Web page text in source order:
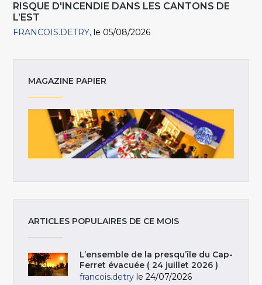
RISQUE D'INCENDIE DANS LES CANTONS DE
L’EST
FRANCOIS.DETRY le 05/08/2026
MAGAZINE PAPIER
ARTICLES POPULAIRES DE CE MOIS
L’ensemble de la presqu’île du Cap-
Ferret évacuée ( 24 juillet 2026 )
francois.detry le 24/07/2026